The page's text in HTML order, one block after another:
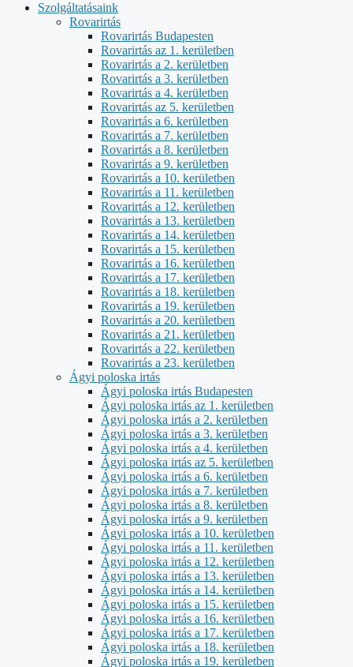
Szolgáltatásaink
Rovarirtás
Rovarirtás Budapesten
Rovarirtás az 1. kerületben
Rovarirtás a 2. kerületben
Rovarirtás a 3. kerületben
Rovarirtás a 4. kerületben
Rovarirtás az 5. kerületben
Rovarirtás a 6. kerületben
Rovarirtás a 7. kerületben
Rovarirtás a 8. kerületben
Rovarirtás a 9. kerületben
Rovarirtás a 10. kerületben
Rovarirtás a 11. kerületben
Rovarirtás a 12. kerületben
Rovarirtás a 13. kerületben
Rovarirtás a 14. kerületben
Rovarirtás a 15. kerületben
Rovarirtás a 16. kerületben
Rovarirtás a 17. kerületben
Rovarirtás a 18. kerületben
Rovarirtás a 19. kerületben
Rovarirtás a 20. kerületben
Rovarirtás a 21. kerületben
Rovarirtás a 22. kerületben
Rovarirtás a 23. kerületben
Ágyi poloska irtás
Ágyi poloska irtás Budapesten
Ágyi poloska irtás az 1. kerületben
Ágyi poloska irtás a 2. kerületben
Ágyi poloska irtás a 3. kerületben
Ágyi poloska irtás a 4. kerületben
Ágyi poloska irtás az 5. kerületben
Ágyi poloska irtás a 6. kerületben
Ágyi poloska irtás a 7. kerületben
Ágyi poloska irtás a 8. kerületben
Ágyi poloska irtás a 9. kerületben
Ágyi poloska irtás a 10. kerületben
Ágyi poloska irtás a 11. kerületben
Ágyi poloska irtás a 12. kerületben
Ágyi poloska irtás a 13. kerületben
Ágyi poloska irtás a 14. kerületben
Ágyi poloska irtás a 15. kerületben
Ágyi poloska irtás a 16. kerületben
Ágyi poloska irtás a 17. kerületben
Ágyi poloska irtás a 18. kerületben
Ágyi poloska irtás a 19. kerületben